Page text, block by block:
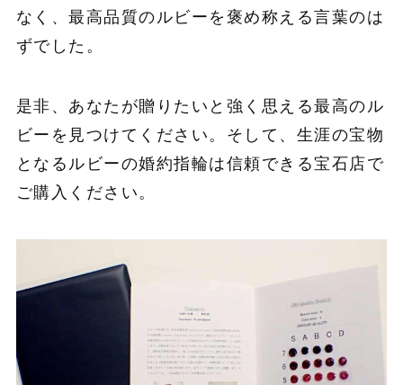
なく、最高品質のルビーを褒め称える言葉のは
ずでした。
是非、あなたが贈りたいと強く思える最高のル
ビーを見つけてください。そして、生涯の宝物
となるルビーの婚約指輪は信頼できる宝石店で
ご購入ください。